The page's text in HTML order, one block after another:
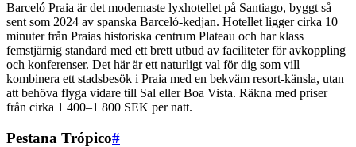
Barceló Praia är det modernaste lyxhotellet på Santiago, byggt så
sent som 2024 av spanska Barceló-kedjan. Hotellet ligger cirka 10
minuter från Praias historiska centrum Plateau och har klass
femstjärnig standard med ett brett utbud av faciliteter för avkoppling
och konferenser. Det här är ett naturligt val för dig som vill
kombinera ett stadsbesök i Praia med en bekväm resort-känsla, utan
att behöva flyga vidare till Sal eller Boa Vista. Räkna med priser
från cirka 1 400–1 800 SEK per natt.
Pestana Trópico#